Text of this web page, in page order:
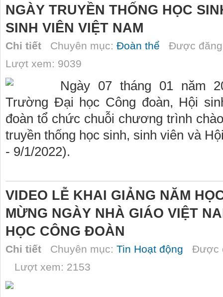
NGÀY TRUYỀN THỐNG HỌC
SINH VIÊN VIỆT NAM
Chi tiết Chuyên mục: Đoàn thể Được
Lượt xem: 9039
Ngày 07 tháng 01 năm
Trường Đại học Công đoàn, Hội
đoàn tổ chức chuỗi chương trình
truyền thống học sinh, sinh viên và
- 9/1/2022).
VIDEO LỄ KHAI GIẢNG NĂM
MỪNG NGÀY NHÀ GIÁO VIỆT
HỌC CÔNG ĐOÀN
Chi tiết Chuyên mục: Tin Hoạt động Được
Lượt xem: 2153